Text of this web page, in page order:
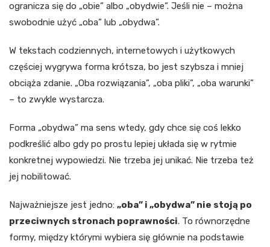
ogranicza się do „obie” albo „obydwie”. Jeśli nie – można
swobodnie użyć „oba” lub „obydwa”.
W tekstach codziennych, internetowych i użytkowych
częściej wygrywa forma krótsza, bo jest szybsza i mniej
obciąża zdanie. „Oba rozwiązania”, „oba pliki”, „oba warunki”
– to zwykle wystarcza.
Forma „obydwa” ma sens wtedy, gdy chce się coś lekko
podkreślić albo gdy po prostu lepiej układa się w rytmie
konkretnej wypowiedzi. Nie trzeba jej unikać. Nie trzeba też
jej nobilitować.
Najważniejsze jest jedno: „oba” i „obydwa” nie stoją po
przeciwnych stronach poprawności. To równorzędne
formy, między którymi wybiera się głównie na podstawie